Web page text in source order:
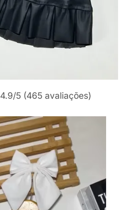
4.9/5 (465 avaliações)